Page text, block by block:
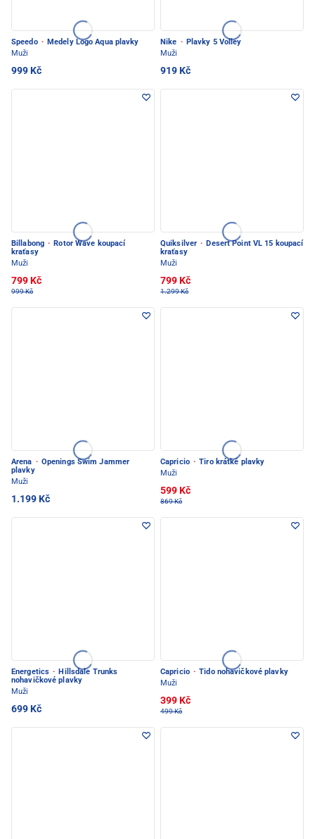
Speedo · Medely Logo Aqua plavky
Muži
999 Kč
Nike · Plavky 5 Volley
Muži
919 Kč
Billabong · Rotor Wave koupací
kraťasy
Muži
799 Kč
999 Kč
Quiksilver · Desert Point VL 15 koupací
kraťasy
Muži
799 Kč
1.299 Kč
Arena · Openings Swim Jammer
plavky
Muži
1.199 Kč
Capricio · Tiro krátké plavky
Muži
599 Kč
869 Kč
Energetics · Hillsdale Trunks
nohavičkové plavky
Muži
699 Kč
Capricio · Tido nohavičkové plavky
Muži
399 Kč
499 Kč